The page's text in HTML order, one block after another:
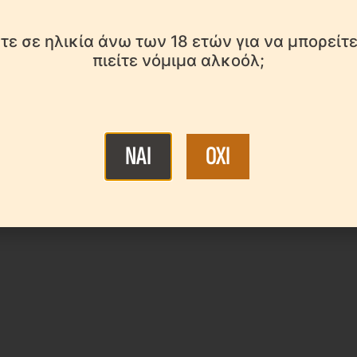
σε ηλικία άνω των 18 ετών για να
πιείτε νόμιμα αλκοόλ;
NAI OXI